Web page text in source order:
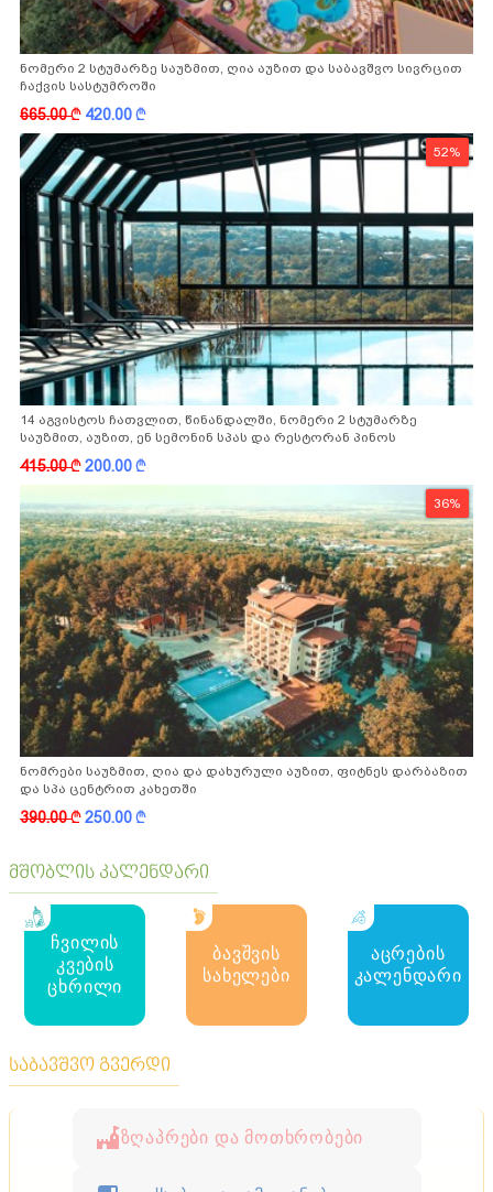
ნომერი 2 სტუმარზე საუზმით, ღია აუზით და საბავშვო სივრცით
ჩაქვის სასტუმროში
665.00k 420.00k
52%
14 აგვისტოს ჩათვლით, წინანდალში, ნომერი 2 სტუმარზე
საუზმით, აუზით, ენ სემონინ სპას და რესტორან პინოს
ფასდაკლებით
415.00k200.00k
36%
ნომრები საუზმით, ღია და დახურული აუზით, ფიტნეს დარბაზით
და სპა ცენტრით კახეთში
390.00k250.00k
მშობლის კალენდარი
ჩვილის
კვების
ცხრილი
ბავშვის
სახელები
აცრების
კალენდარი
საბავშვო გვერდი
ზღაპრები და მოთხრობები